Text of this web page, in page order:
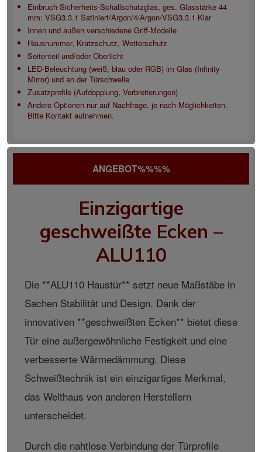
Einbruch-Sicherheits-Schallschutzglas, ges. Glasstärke 44
mm: VSG3.3.1 Satiniert/Argon/4/Argon/VSG3.3.1 Klar
Innen und außen verschiedene Griff-Modelle
Hausnummer, Kratzschutz, Wetterschutz
Seitenteil und/oder Oberlicht
LED-Beleuchtung (weiß, blau oder RGB) im Glas (Infinity
Mirror) und an der Türschwelle
Zusatzprofile (Aufdopplung, Verbreiterungen)
Andere Optionen nur auf Nachfrage, je nach Möglichkeiten.
Bitte Kontakt aufnehmen.
ANGEBOT%%%%
Einzigartige
geschweißte Ecken –
ALU110
Die **ALU110 Haustür** setzt neue Maßstäbe in
Sachen Stabilität und Design. Dank der
innovativen **geschweißten Ecken** bietet diese
Tür eine außergewöhnliche Festigkeit und eine
verbesserte Wärmedämmung. Diese
Schweißtechnik ist ein einzigartiges Merkmal,
das Welthaus von anderen Herstellern
unterscheidet.
Durch die nahtlose Verbindung der Türprofile